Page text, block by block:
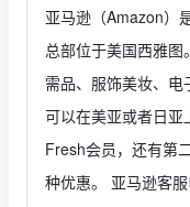
亚马逊（Amazon）
总部位于美国西雅
需品、服饰美妆、
可以在美亚或者日亚
Fresh会员，还有第
种优惠。 亚马逊客